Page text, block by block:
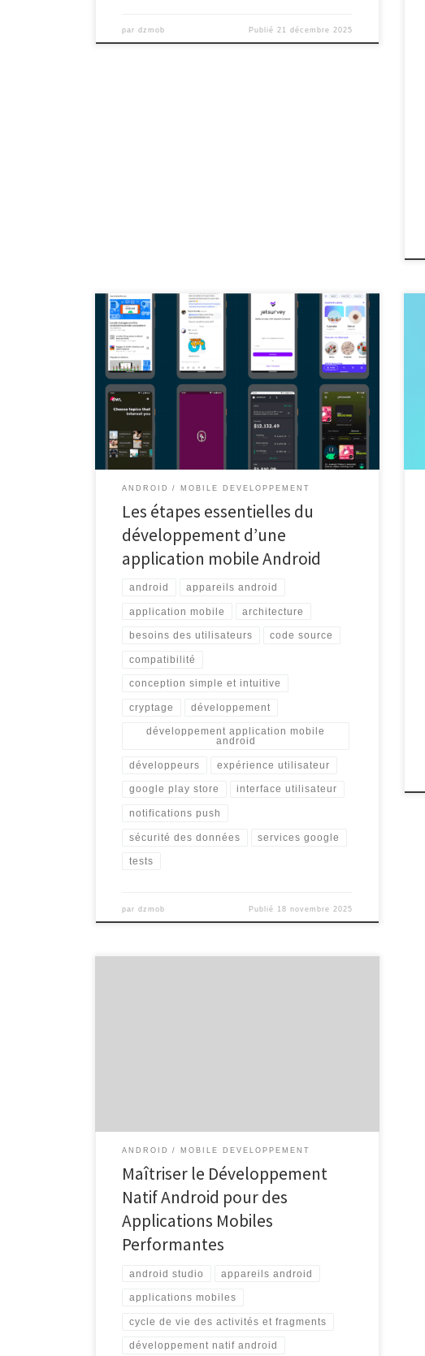
pardzmob Publié 21 décembre 2025
Développement d’application mobile Android
Développement d’application mobile Android Le
développement d’applications mobiles Android est
devenu un domaine incontournable dans l’industrie
technologique. Avec des millions d’utilisateurs à
travers le monde, la plateforme Android offre une
opportunité unique aux développeurs de créer des
applications innovantes qui répondent aux besoins
diversifiés des utilisateurs. […]
ANDROID MOBILE DEVELOPPEMENT
Les étapes essentielles du
développement d’une
application mobile Android
android appareils android
application mobile architecture
besoins des utilisateurs code source
compatibilité
conception simple et intuitive
cryptage développement
développement application mobile
android
développeurs expérience utilisateur
google play store interface utilisateur
notifications push
sécurité des données services google
tests
pardzmob Publié 18 novembre 2025
ANDROID MOBILE DEVELOPPEMENT
Maîtriser le Développement
Natif Android pour des
Applications Mobiles
Performantes
android studio appareils android
applications mobiles
cycle de vie des activités et fragments
développement natif android